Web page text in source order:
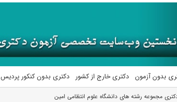
بدون آزمون دکتری خارج از کشور دکتری بدون کنکور پردیس
مجموعه رشته های دانشگاه علوم انتظامی امین